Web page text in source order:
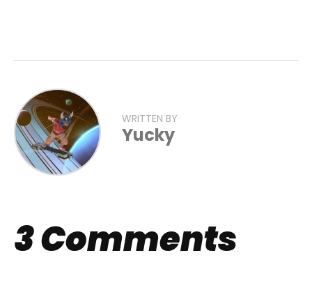
WRITTEN BY
Yucky
3 Comments